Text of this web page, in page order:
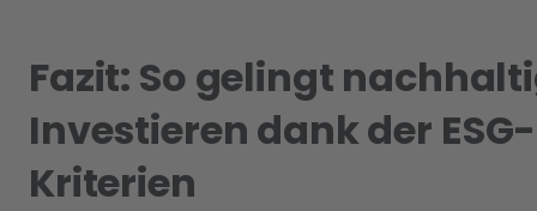
Fazit: So gelingt
Investieren dank der ESG-
Kriterien